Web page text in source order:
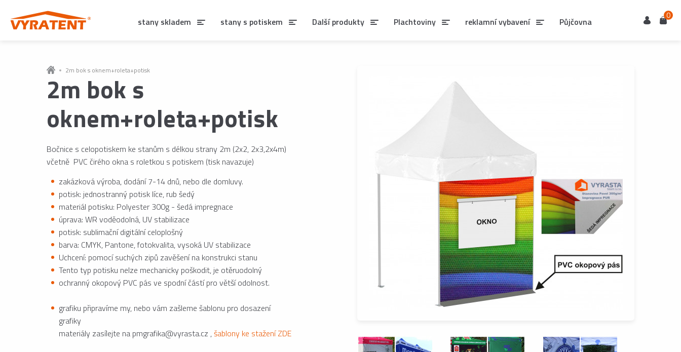
2m bok s oknem+roleta+potisk
2m bok s
oknem+roleta+potisk
Bočnice s celopotiskem ke stanům s délkou strany 2m (2x2, 2x3,2x4m)
včetně PVC čirého okna s roletkou s potiskem (tisk navazuje)
zakázková výroba, dodání 7-14 dnů, nebo dle domluvy.
potisk: jednostranný potisk líce, rub šedý
materiál potisku: Polyester 300g - šedá impregnace
úprava: WR voděodolná, UV stabilizace
potisk: sublimační digitální celoplošný
barva: CMYK, Pantone, fotokvalita, vysoká UV stabilizace
Uchcení: pomocí suchých zipů zavěšení na konstrukci stanu
Tento typ potisku nelze mechanicky poškodit, je otěruodolný
ochranný okopový PVC pás ve spodní částí pro větší odolnost.
grafiku připravíme my, nebo vám zašleme šablonu pro dosazení
grafiky
materiály zasílejte na pmgrafika@vyrasta.cz ,šablony ke stažení ZDE
stany skladem stany s potiskem Další produkty Plachtoviny reklamní vybavení Půjčovna UživatelKošík
0